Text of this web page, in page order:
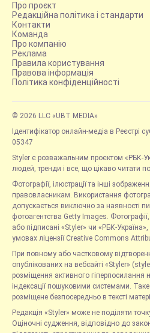
Про проєкт
Редакційна політика і стандарти
Контакти
Команда
Про компанію
Реклама
Правила користування
Правова інформація
Політика конфіденційності
© 2026 LLC «UBT MEDIA»
Ідентифікатор онлайн-медіа в Реєстрі
05347
Styler є розважальним проєктом «РБК-
людей, тренди і все, що цікаво читати
Фотографії, ілюстрації та інші
правовласникам. Використання
допускається виключно за наявності
фотоагентства Getty Images.
або підписані «Styler» чи «РБК-
умовах ліцензії Creative Commons
При повному або частковому
опублікованих на вебсайті «Styler»
розміщення активного гіперпосилання
індексації пошуковими системами.
розміщене безпосередньо в тексті
Редакція «Styler» може не поділяти
Оціночні судження, відповідно до